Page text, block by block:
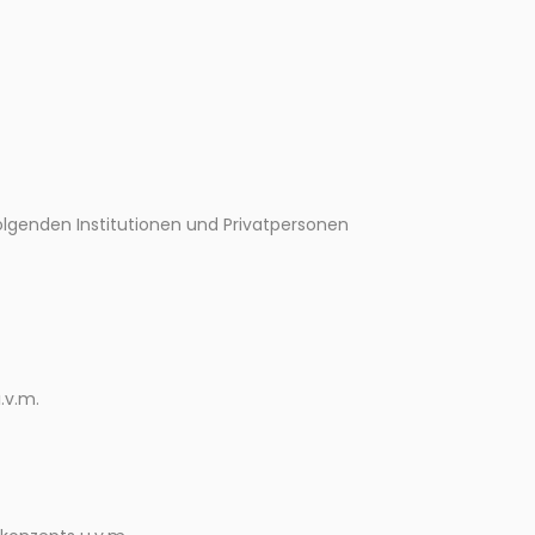
Institutionen und Privatpersonen